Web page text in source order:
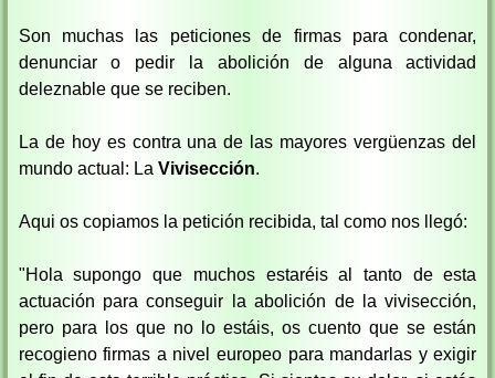
Son muchas las peticiones de firmas para condenar,
denunciar o pedir la abolición de alguna actividad
deleznable que se reciben.
La de hoy es contra una de las mayores vergüenzas del
mundo actual: La Vivisección.
Aqui os copiamos la petición recibida, tal como nos llegó:
"Hola supongo que muchos estaréis al tanto de esta
actuación para conseguir la abolición de la vivisección,
pero para los queno lo estáis, os cuento que se están
recogieno firmas a nivel europeo para mandarlas y exigir